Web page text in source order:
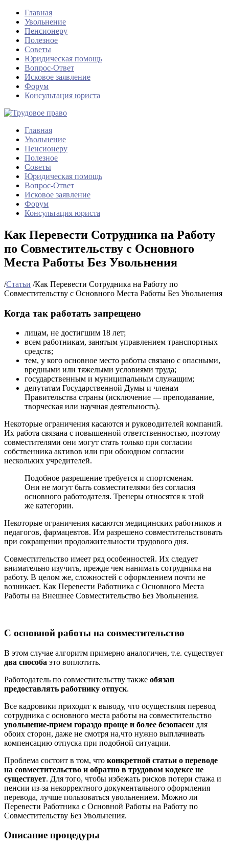
Главная
Увольнение
Пенсионеру
Полезное
Советы
Юридическая помощь
Вопрос-Ответ
Исковое заявление
Форум
Консультация юриста
Главная
Увольнение
Пенсионеру
Полезное
Советы
Юридическая помощь
Вопрос-Ответ
Исковое заявление
Форум
Консультация юриста
Как Перевести Сотрудника на Работу
по Совместительству с Основного
Места Работы Без Увольнения
/Статьи /Как Перевести Сотрудника на Работу по
Совместительству с Основного Места Работы Без Увольнения
Когда так работать запрещено
лицам, не достигшим 18 лет;
всем работникам, занятым управлением транспортных
средств;
тем, у кого основное место работы связано с опасными,
вредными или тяжелыми условиями труда;
государственным и муниципальным служащим;
депутатам Государственной Думы и членам
Правительства страны (исключение — преподавание,
творческая или научная деятельность).
Некоторые ограничения касаются и руководителей компаний.
Их работа связана с повышенной ответственностью, поэтому
совместителями они могут стать только при согласии
собственника активов или при обоюдном согласии
нескольких учредителей.
Подобное разрешение требуется и спортсменам.
Они не могут быть совместителями без согласия
основного работодателя. Тренеры относятся к этой
же категории.
Некоторые ограничения касаются медицинских работников и
педагогов, фармацевтов. Им разрешено совместительствовать
при сокращении продолжительности трудового дня.
Совместительство имеет ряд особенностей. Их следует
внимательно изучить, прежде чем нанимать сотрудника на
работу. В целом же, сложностей с оформлением почти не
возникает. Как Перевести Работника с Основного Места
Работы на Внешнее Совместительство Без Увольнения.
С основной работы на совместительство
В этом случае алгоритм примерно аналогичен, т.е. существует
два способа это воплотить.
Работодатель по совместительству также обязан
предоставлять работнику отпуск.
Все кадровики приходят к выводу, что осуществляя перевод
сотрудника с основного места работы на совместительство
увольнение-прием гораздо проще и более безопасен для
обоих сторон, даже не смотря на,что нужно выплачивать
компенсацию отпуска при подобной ситуации.
Проблема состоит в том, что конкретной статьи о переводе
на совместительство и обратно в трудовом кодексе не
существует. Для того, чтобы избежать рисков потери стажа и
пенсии из-за некорректного документального оформления
перевода, лучше пользоваться увольнением. Можно ли
Перевести Работника с Основной Работы на Работу по
Совместительству Без Увольнения.
Описание процедуры